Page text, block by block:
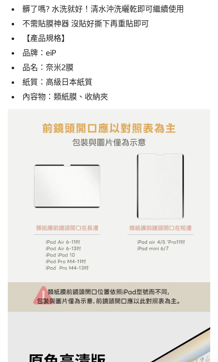
髒了嗎? 水洗就好！清水沖洗曬乾即可繼續使用
不需貼膜神器 沒貼好撕下再重貼即可
【產品規格】
品牌：eiP
品名：奈米2膜
紙質：高級日本紙質
內容物：類紙膜、收納夾